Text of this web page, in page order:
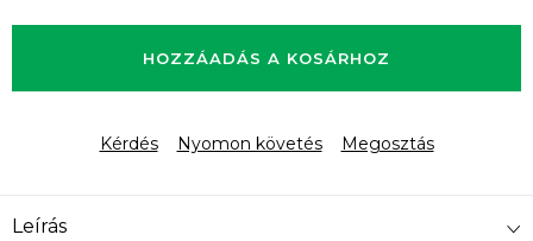
HOZZÁADÁS A KOSÁRHOZ
Kérdés Nyomon követés Megosztás
Leírás